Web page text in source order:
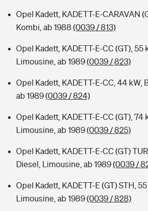
Opel Kadett, KADETT-E-CARAVAN
Kombi, ab 1988 (0039 / 813)
Opel Kadett, KADETT-E-CC (GT), 55
Limousine, ab 1989(0039 / 823)
Opel Kadett, KADETT-E-CC, 44 kW,
ab 1989(0039 / 824)
Opel Kadett, KADETT-E-CC (GT), 74
Limousine, ab 1989(0039 / 825)
Opel Kadett, KADETT-E-CC (GT)
Diesel, Limousine, ab 1989(0039 /
Opel Kadett, KADETT-E (GT) STH, 55
Limousine, ab 1989(0039 / 828)